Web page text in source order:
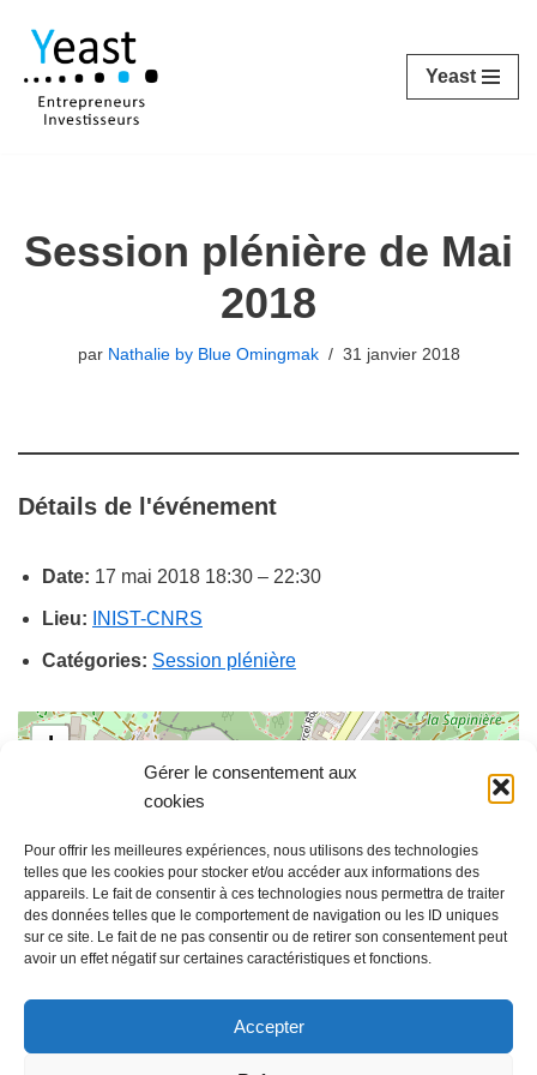
Gérer le consentement aux
cookies
Pour offrir les meilleures expériences, nous utilisons des technologies
telles que les cookies pour stocker et/ou accéder aux informations des
appareils. Le fait de consentir à ces technologies nous permettra de traiter
des données telles que le comportement de navigation ou les ID uniques
sur ce site. Le fait de ne pas consentir ou de retirer son consentement peut
avoir un effet négatif sur certaines caractéristiques et fonctions.
Accepter
Aller
au
contenu
Yeast
Session plénière de Mai
2018
par Nathalie by Blue Omingmak 31 janvier 2018
Détails de l'événement
Date: 17 mai 2018 18:30 – 22:30
Lieu: INIST-CNRS
Catégories: Session plénière
+
Leaflet| ©OpenStreetMapcontributors